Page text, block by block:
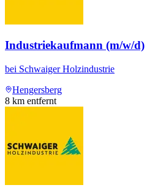
Industriekaufmann (m/w/d)
bei Schwaiger Holzindustrie
Hengersberg
8 km entfernt